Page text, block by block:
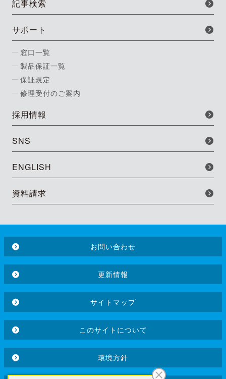
記事検索
サポート
窓口一覧
製品保証一覧
保証規定
修理受付のご案内
採用情報
SNS
ENGLISH
資料請求
お問い合わせ
更新情報
サイトマップ
このサイトについて
環境方針